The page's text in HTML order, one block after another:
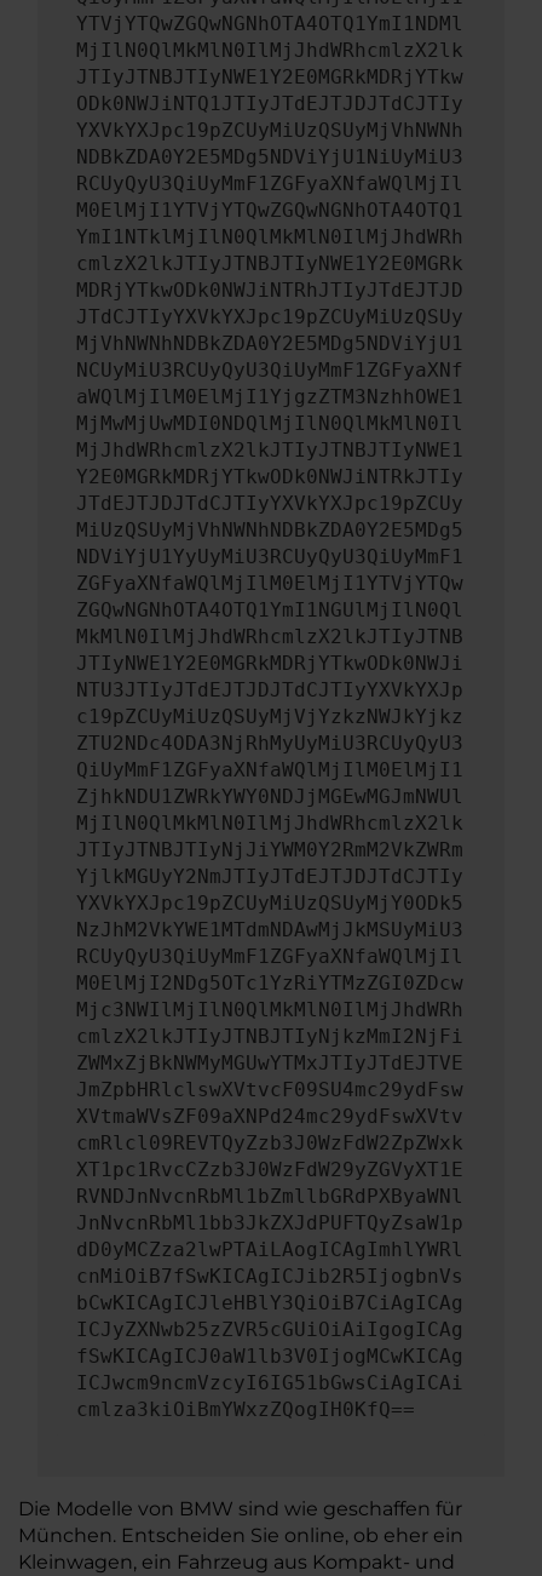
YTVjYTQwZGQwNGNhOTA4OTQ1YmI1NDMl
MjIlN0QlMkMlN0IlMjJhdWRhcmlzX2lk
JTIyJTNBJTIyNWE1Y2E0MGRkMDRjYTkw
ODk0NWJiNTQ1JTIyJTdEJTJDJTdCJTIy
YXVkYXJpc19pZCUyMiUzQSUyMjVhNWNh
NDBkZDA0Y2E5MDg5NDViYjU1NiUyMiU3
RCUyQyU3QiUyMmF1ZGFyaXNfaWQlMjIl
M0ElMjI1YTVjYTQwZGQwNGNhOTA4OTQ1
YmI1NTklMjIlN0QlMkMlN0IlMjJhdWRh
cmlzX2lkJTIyJTNBJTIyNWE1Y2E0MGRk
MDRjYTkwODk0NWJiNTRhJTIyJTdEJTJD
JTdCJTIyYXVkYXJpc19pZCUyMiUzQSUy
MjVhNWNhNDBkZDA0Y2E5MDg5NDViYjU1
NCUyMiU3RCUyQyU3QiUyMmF1ZGFyaXNf
aWQlMjIlM0ElMjI1YjgzZTM3NzhhOWE1
MjMwMjUwMDI0NDQlMjIlN0QlMkMlN0Il
MjJhdWRhcmlzX2lkJTIyJTNBJTIyNWE1
Y2E0MGRkMDRjYTkwODk0NWJiNTRkJTIy
JTdEJTJDJTdCJTIyYXVkYXJpc19pZCUy
MiUzQSUyMjVhNWNhNDBkZDA0Y2E5MDg5
NDViYjU1YyUyMiU3RCUyQyU3QiUyMmF1
ZGFyaXNfaWQlMjIlM0ElMjI1YTVjYTQw
ZGQwNGNhOTA4OTQ1YmI1NGUlMjIlN0Ql
MkMlN0IlMjJhdWRhcmlzX2lkJTIyJTNB
JTIyNWE1Y2E0MGRkMDRjYTkwODk0NWJi
NTU3JTIyJTdEJTJDJTdCJTIyYXVkYXJp
c19pZCUyMiUzQSUyMjVjYzkzNWJkYjkz
ZTU2NDc4ODA3NjRhMyUyMiU3RCUyQyU3
QiUyMmF1ZGFyaXNfaWQlMjIlM0ElMjI1
ZjhkNDU1ZWRkYWY0NDJjMGEwMGJmNWUl
MjIlN0QlMkMlN0IlMjJhdWRhcmlzX2lk
JTIyJTNBJTIyNjJiYWM0Y2RmM2VkZWRm
YjlkMGUyY2NmJTIyJTdEJTJDJTdCJTIy
YXVkYXJpc19pZCUyMiUzQSUyMjY0ODk5
NzJhM2VkYWE1MTdmNDAwMjJkMSUyMiU3
RCUyQyU3QiUyMmF1ZGFyaXNfaWQlMjIl
M0ElMjI2NDg5OTc1YzRiYTMzZGI0ZDcw
Mjc3NWIlMjIlN0QlMkMlN0IlMjJhdWRh
cmlzX2lkJTIyJTNBJTIyNjkzMmI2NjFi
ZWMxZjBkNWMyMGUwYTMxJTIyJTdEJTVE
JmZpbHRlclswXVtvcF09SU4mc29ydFsw
XVtmaWVsZF09aXNPd24mc29ydFswXVtv
cmRlcl09REVTQyZzb3J0WzFdW2ZpZWxk
XT1pc1RvcCZzb3J0WzFdW29yZGVyXT1E
RVNDJnNvcnRbMl1bZmllbGRdPXByaWNl
JnNvcnRbMl1bb3JkZXJdPUFTQyZsaW1p
dD0yMCZza2lwPTAiLAogICAgImhlYWRl
cnMiOiB7fSwKICAgICJib2R5IjogbnVs
bCwKICAgICJleHBlY3QiOiB7CiAgICAg
ICJyZXNwb25zZVR5cGUiOiAiIgogICAg
fSwKICAgICJ0aW1lb3V0IjogMCwKICAg
ICJwcm9ncmVzcyI6IG51bGwsCiAgICAi
cmlza3kiOiBmYWxzZQogIH0KfQ==
Die Modelle von BMW sind wie geschaffen für
München. Entscheiden Sie online, ob eher ein
Kleinwagen, ein Fahrzeug aus Kompakt- und